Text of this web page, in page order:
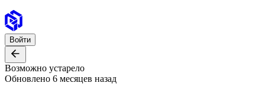
Войти
Возможно устарело
Обновлено 6 месяцев назад